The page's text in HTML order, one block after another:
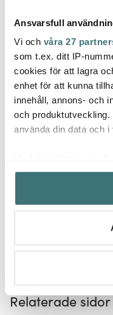
Ansvarsfull
Vi och våra 27
som t.ex. ditt IP-
cookies för att lagra
enhet för att kunna
innehåll, annons- och
och
använda din data och i
Samla in
kan ha en
Identifiera din
Ta reda på mer om
Du kan ändra eller
Vi använder cookies
Skultuna
Bijou ljusstake 3,9 cm
mässing
550 kr
Låt dig
Relaterade sidor